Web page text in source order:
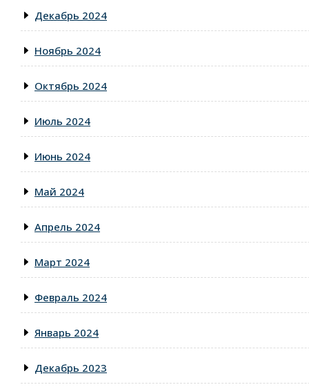
Декабрь 2024
Ноябрь 2024
Октябрь 2024
Июль 2024
Июнь 2024
Май 2024
Апрель 2024
Март 2024
Февраль 2024
Январь 2024
Декабрь 2023